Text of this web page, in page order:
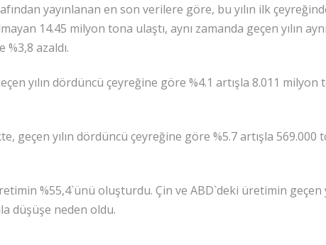
yayınlanan en son verilere göre, bu yılın ilk
14.45 milyon tona ulaştı, aynı zamanda geçen yılın
azaldı.
yılın dördüncü çeyreğine göre %4.1 artışla 8.011
geçen yılın dördüncü çeyreğine göre %5.7 artışla 569.000
%55,4`ünü oluşturdu. Çin ve ABD`deki üretimin geçen
düşüşe neden oldu.